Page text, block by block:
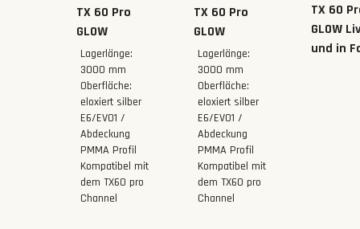
TX 60 Pro
GLOW
Lagerlänge:
3000 mm
Oberfläche:
eloxiert silber
E6/EV01 /
Abdeckung
PMMA Profil
Kompatibel mit
dem TX60 pro
Channel
TX 60 Pro
GLOW
Lagerlänge:
3000 mm
Oberfläche:
eloxiert silber
E6/EV01 /
Abdeckung
PMMA Profil
Kompatibel mit
dem TX60 pro
Channel
TX 60
GLOW
und in